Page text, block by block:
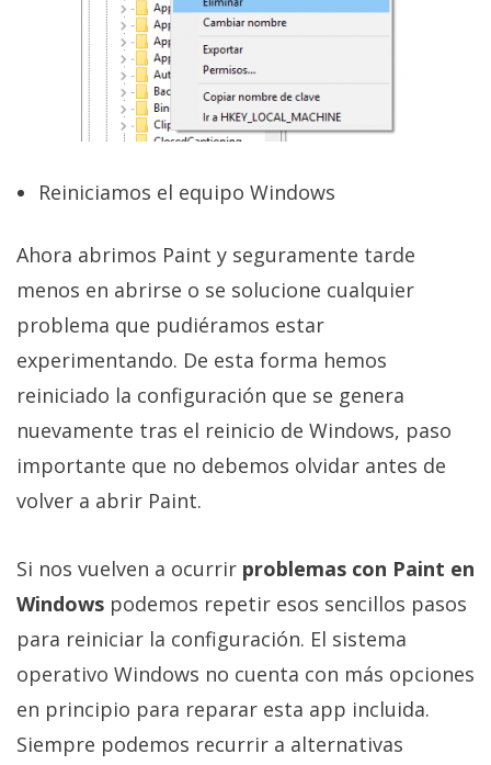
Reiniciamos el equipo Windows
Ahora abrimos Paint y seguramente tarde
menos en abrirse o se solucione cualquier
problema que pudiéramos estar
experimentando. De esta forma hemos
reiniciado la configuración que se genera
nuevamente tras el reinicio de Windows, paso
importante que no debemos olvidar antes de
volver a abrir Paint.
Si nos vuelven a ocurrir problemas con Paint en
Windows podemos repetir esos sencillos pasos
para reiniciar la configuración. El sistema
operativo Windows no cuenta con más opciones
en principio para reparar esta app incluida.
Siempre podemos recurrir a alternativas